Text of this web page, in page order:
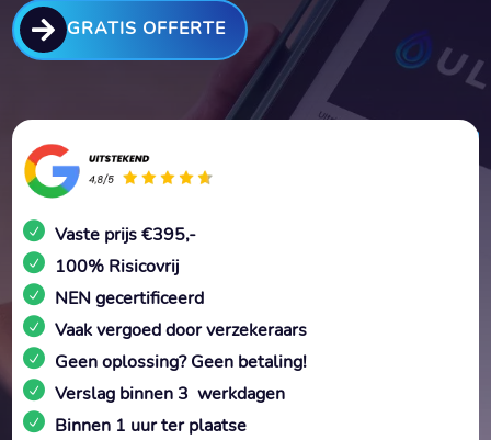
 GRATIS OFFERTE
Vaste prijs €395,-
100% Risicovrij
NEN gecertificeerd
Vaak vergoed door verzekeraars
Geen oplossing? Geen betaling!
Verslag binnen 3 werkdagen
Binnen 1 uur ter plaatse